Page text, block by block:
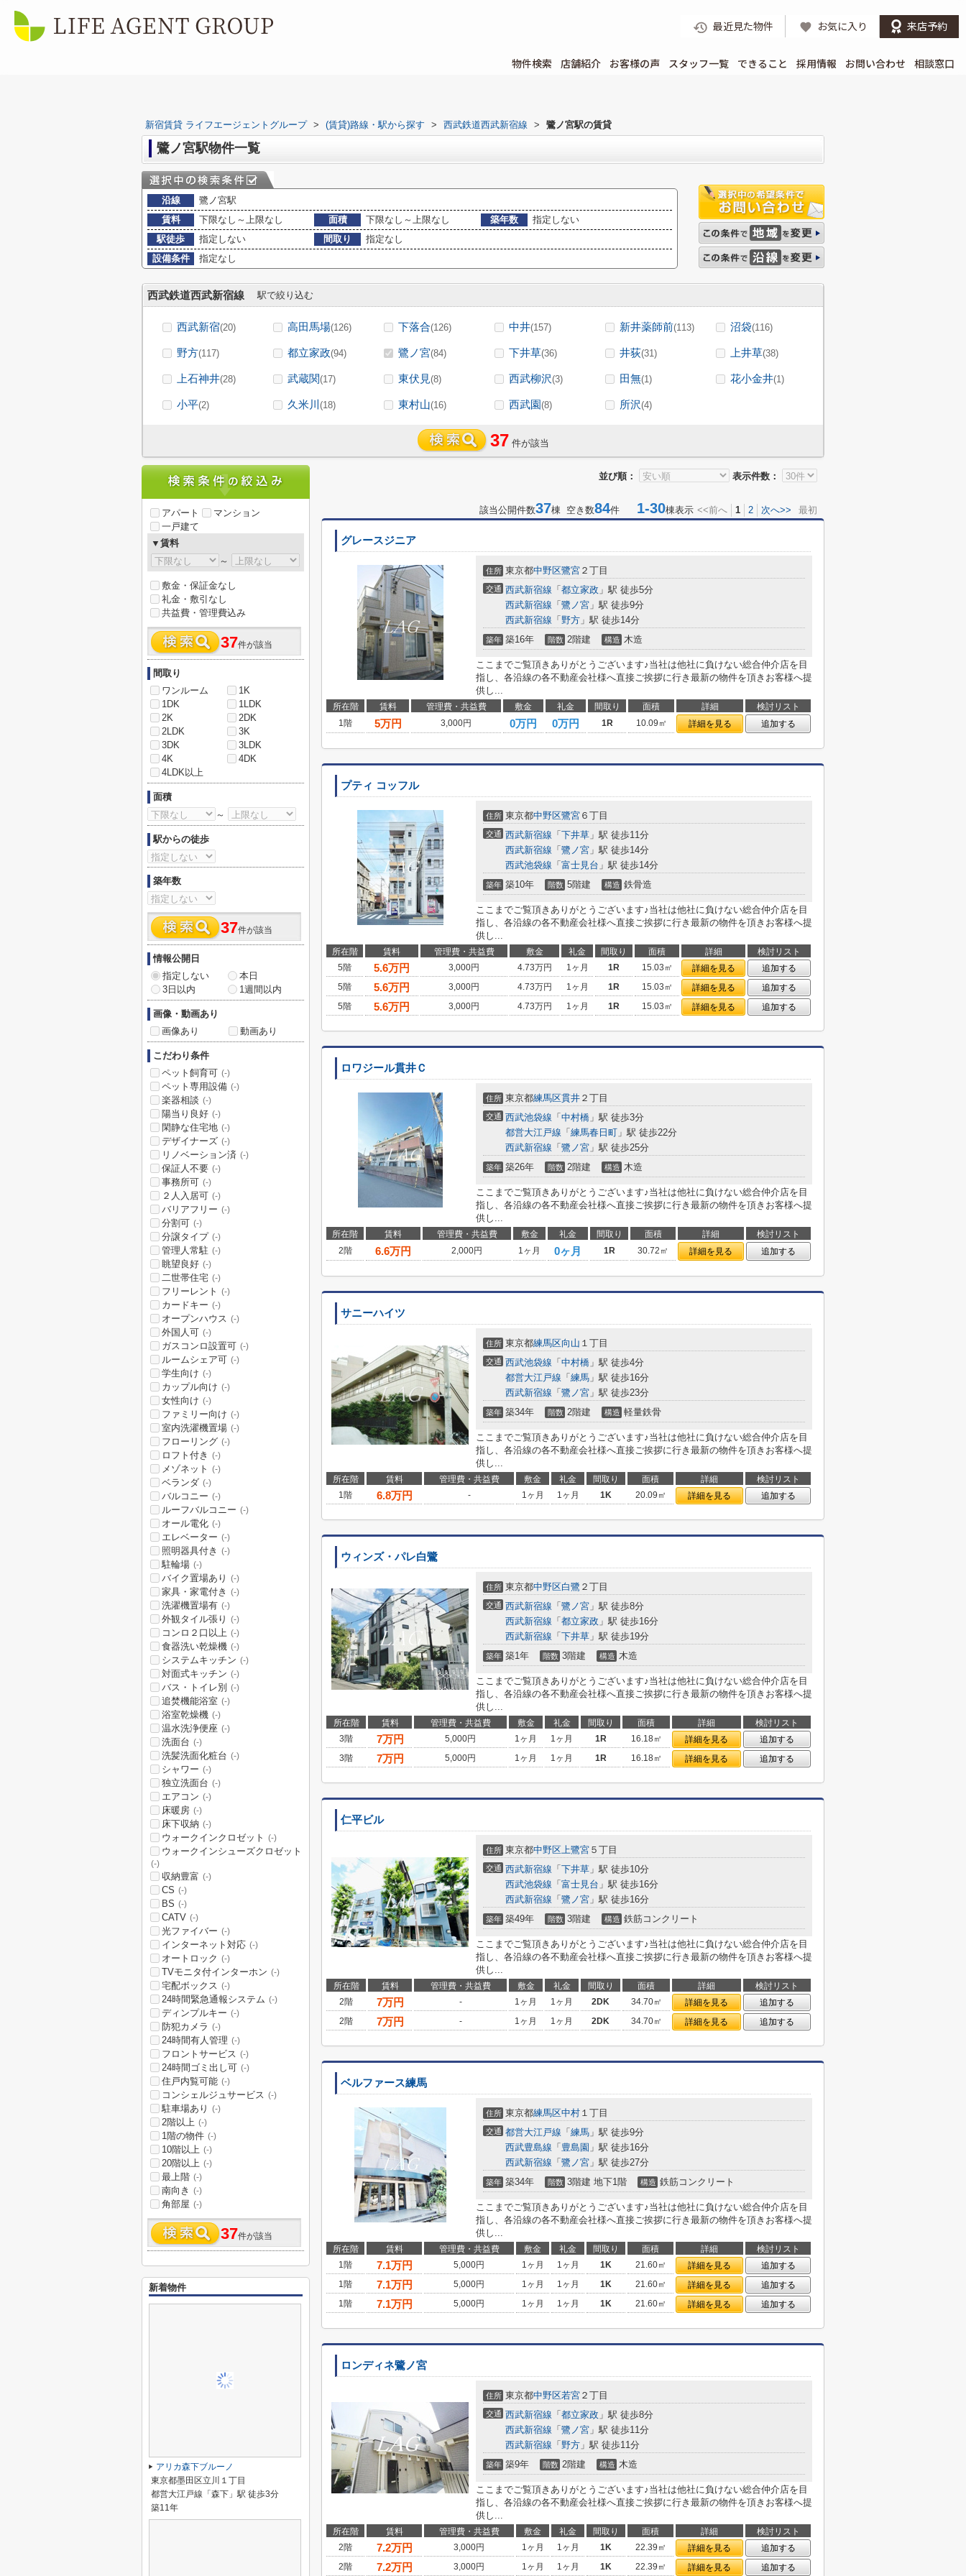
最近見た物件 お気に入り 来店予約
物件検索 店舗紹介 お客様の声 スタッフ一覧 できること 採用情報 お問い合わせ 相談窓口
新宿賃貸 ライフエージェントグループ > (賃貸)路線・駅から探す > 西武鉄道西武新宿線 > 鷺ノ宮駅の賃貸
鷺ノ宮駅物件一覧
沿線
鷺ノ宮駅
賃料
下限なし～上限なし 面積 下限なし～上限なし 築年数
指定しない
駅徒歩
指定しない 間取り
指定なし
設備条件
指定なし
西武鉄道西武新宿線 駅で絞り込む
西武新宿(20) 高田馬場(126) 下落合(126) 中井(157) 新井薬師前(113) 沼袋(116)
野方(117) 都立家政(94) 鷺ノ宮(84) 下井草(36) 井荻(31) 上井草(38)
上石神井(28) 武蔵関(17) 東伏見(8) 西武柳沢(3) 田無(1) 花小金井(1)
小平(2) 久米川 (18) 東村山(16) 西武園(8) 所沢(4)
37 件が該当
並び順： 表示件数：
該当公開件数37棟 空き数84件 1-30棟表示 <<前へ 1 2 次へ>> 最初
グレースジニア
住所 東京都中野区鷺宮 ２丁目
交通 西武新宿線 「 都立家政 」駅 徒歩5分
西武新宿線 「 鷺ノ宮 」駅 徒歩9分
西武新宿線 「 野方 」駅 徒歩14分
築年 築16年 階数 2階建 構造 木造
ここまでご覧頂きありがとうございます♪当社は他社に負けない総合仲介店を目
指し、各沿線の各不動産会社様へ直接ご挨拶に行き最新の物件を頂きお客様へ提
供し...
所在階 賃料 管理費・共益費 敷金 礼金 間取り 面積 詳細
検討リスト
1階
5万円 3,000円 0万円 0万円 1R 10.09㎡ 詳細を見る 追加する
プティ コッフル
住所 東京都中野区鷺宮 ６丁目
交通 西武新宿線 「 下井草 」駅 徒歩11分
西武新宿線 「 鷺ノ宮 」駅 徒歩14分
西武池袋線 「 富士見台 」駅 徒歩14分
築年 築10年 階数 5階建 構造 鉄骨造
ここまでご覧頂きありがとうございます♪当社は他社に負けない総合仲介店を目
指し、各沿線の各不動産会社様へ直接ご挨拶に行き最新の物件を頂きお客様へ提
供し...
所在階 賃料 管理費・共益費 敷金 礼金 間取り 面積 詳細
検討リスト
5階
5.6万円 3,000円 4.73万円 1ヶ月 1R 15.03㎡ 詳細を見る
追加する
5階
5.6万円 3,000円 4.73万円 1ヶ月 1R 15.03㎡ 詳細を見る
追加する
5階
5.6万円 3,000円 4.73万円 1ヶ月 1R 15.03㎡ 詳細を見る 追加する
ロワジール貫井Ｃ
住所 東京都練馬区貫井 ２丁目
交通 西武池袋線 「 中村橋 」駅 徒歩3分
都営大江戸線 「 練馬春日町 」駅 徒歩22分
西武新宿線 「 鷺ノ宮 」駅 徒歩25分
築年 築26年 階数 2階建 構造 木造
ここまでご覧頂きありがとうございます♪当社は他社に負けない総合仲介店を目
指し、各沿線の各不動産会社様へ直接ご挨拶に行き最新の物件を頂きお客様へ提
供し...
所在階 賃料 管理費・共益費 敷金 礼金 間取り 面積 詳細
検討リスト
2階
6.6万円 2,000円 1ヶ月 0ヶ月 1R 30.72㎡ 詳細を見る 追加する
サニーハイツ
住所 東京都練馬区向山 １丁目
交通 西武池袋線 「 中村橋 」駅 徒歩4分
都営大江戸線 「 練馬 」駅 徒歩16分
西武新宿線 「 鷺ノ宮 」駅 徒歩23分
築年 築34年 階数 2階建 構造 軽量鉄骨
ここまでご覧頂きありがとうございます♪当社は他社に負けない総合仲介店を目
指し、各沿線の各不動産会社様へ直接ご挨拶に行き最新の物件を頂きお客様へ提
供し...
所在階 賃料 管理費・共益費 敷金 礼金 間取り 面積 詳細
検討リスト
1階
6.8万円 - 1ヶ月 1ヶ月 1K 20.09㎡ 詳細を見る 追加する
ウィンズ・パレ白鷺
住所 東京都中野区白鷺 ２丁目
交通 西武新宿線 「 鷺ノ宮 」駅 徒歩8分
西武新宿線 「 都立家政 」駅 徒歩16分
西武新宿線 「 下井草 」駅 徒歩19分
築年 築1年 階数 3階建 構造 木造
ここまでご覧頂きありがとうございます♪当社は他社に負けない総合仲介店を目
指し、各沿線の各不動産会社様へ直接ご挨拶に行き最新の物件を頂きお客様へ提
供し...
所在階 賃料 管理費・共益費 敷金 礼金 間取り 面積 詳細
検討リスト
3階
7万円 5,000円 1ヶ月 1ヶ月 1R 16.18㎡ 詳細を見る
追加する
3階
7万円 5,000円 1ヶ月 1ヶ月 1R 16.18㎡ 詳細を見る 追加する
仁平ビル
住所 東京都中野区上鷺宮 ５丁目
交通 西武新宿線 「 下井草 」駅 徒歩10分
西武池袋線 「 富士見台 」駅 徒歩16分
西武新宿線 「 鷺ノ宮 」駅 徒歩16分
築年 築49年 階数 3階建 構造 鉄筋コンクリート
ここまでご覧頂きありがとうございます♪当社は他社に負けない総合仲介店を目
指し、各沿線の各不動産会社様へ直接ご挨拶に行き最新の物件を頂きお客様へ提
供し...
所在階 賃料 管理費・共益費 敷金 礼金 間取り 面積 詳細
検討リスト
2階
7万円 - 1ヶ月 1ヶ月 2DK 34.70㎡ 詳細を見る
追加する
2階
7万円 - 1ヶ月 1ヶ月 2DK 34.70㎡ 詳細を見る 追加する
ベルファース練馬
住所 東京都練馬区中村 １丁目
交通 都営大江戸線 「 練馬 」駅 徒歩9分
西武豊島線 「 豊島園 」駅 徒歩16分
西武新宿線 「 鷺ノ宮 」駅 徒歩27分
築年 築34年 階数 3階建 地下1階 構造 鉄筋コンクリート
ここまでご覧頂きありがとうございます♪当社は他社に負けない総合仲介店を目
指し、各沿線の各不動産会社様へ直接ご挨拶に行き最新の物件を頂きお客様へ提
供し...
所在階 賃料 管理費・共益費 敷金 礼金 間取り 面積 詳細
検討リスト
1階
7.1万円 5,000円 1ヶ月 1ヶ月 1K 21.60㎡ 詳細を見る
追加する
1階
7.1万円 5,000円 1ヶ月 1ヶ月 1K 21.60㎡ 詳細を見る
追加する
1階
7.1万円 5,000円 1ヶ月 1ヶ月 1K 21.60㎡ 詳細を見る 追加する
ロンディネ鷺ノ宮
住所 東京都中野区若宮 ２丁目
交通 西武新宿線 「 都立家政 」駅 徒歩8分
西武新宿線 「 鷺ノ宮 」駅 徒歩11分
西武新宿線 「 野方 」駅 徒歩11分
築年 築9年 階数 2階建 構造 木造
ここまでご覧頂きありがとうございます♪当社は他社に負けない総合仲介店を目
指し、各沿線の各不動産会社様へ直接ご挨拶に行き最新の物件を頂きお客様へ提
供し...
所在階 賃料 管理費・共益費 敷金 礼金 間取り 面積 詳細
検討リスト
2階
7.2万円 3,000円 1ヶ月 1ヶ月 1K 22.39㎡ 詳細を見る
追加する
2階
7.2万円 3,000円 1ヶ月 1ヶ月 1K 22.39㎡ 詳細を見る 追加する
アパート
マンション
一戸建て
▼賃料
～
敷金・保証金なし
礼金・敷引なし
共益費・管理費込み
37件が該当
間取り
ワンルーム
1K
1DK
1LDK
2K
2DK
2LDK
3K
3DK
3LDK
4K
4DK
4LDK以上
面積
～
駅からの徒歩
築年数
37件が該当
情報公開日
指定しない
本日
3日以内
1週間以内
画像・動画あり
画像あり
動画あり
こだわり条件
ペット飼育可 (-)
ペット専用設備 (-)
楽器相談 (-)
陽当り良好 (-)
閑静な住宅地 (-)
デザイナーズ (-)
リノベーション済 (-)
保証人不要 (-)
事務所可 (-)
２人入居可 (-)
バリアフリー (-)
分割可 (-)
分譲タイプ (-)
管理人常駐 (-)
眺望良好 (-)
二世帯住宅 (-)
フリーレント (-)
カードキー (-)
オープンハウス (-)
外国人可 (-)
ガスコンロ設置可 (-)
ルームシェア可 (-)
学生向け (-)
カップル向け (-)
女性向け (-)
ファミリー向け (-)
室内洗濯機置場 (-)
フローリング (-)
ロフト付き (-)
メゾネット (-)
ベランダ (-)
バルコニー (-)
ルーフバルコニー (-)
オール電化 (-)
エレベーター (-)
照明器具付き (-)
駐輪場 (-)
バイク置場あり (-)
家具・家電付き (-)
洗濯機置場有 (-)
外観タイル張り (-)
コンロ２口以上 (-)
食器洗い乾燥機 (-)
システムキッチン (-)
対面式キッチン (-)
バス・トイレ別 (-)
追焚機能浴室 (-)
浴室乾燥機 (-)
温水洗浄便座 (-)
洗面台 (-)
洗髪洗面化粧台 (-)
シャワー (-)
独立洗面台 (-)
エアコン (-)
床暖房 (-)
床下収納 (-)
ウォークインクロゼット (-)
ウォークインシューズクロゼット
(-)
収納豊富 (-)
CS (-)
BS (-)
CATV (-)
光ファイバー (-)
インターネット対応 (-)
オートロック (-)
TVモニタ付インターホン (-)
宅配ボックス (-)
24時間緊急通報システム (-)
ディンプルキー (-)
防犯カメラ (-)
24時間有人管理 (-)
フロントサービス (-)
24時間ゴミ出し可 (-)
住戸内覧可能 (-)
コンシェルジュサービス (-)
駐車場あり (-)
2階以上 (-)
1階の物件 (-)
10階以上 (-)
20階以上 (-)
最上階 (-)
南向き (-)
角部屋 (-)
37件が該当
新着物件
アリカ森下ブルーノ
東京都墨田区立川１丁目
都営大江戸線「森下」駅 徒歩3分
築11年